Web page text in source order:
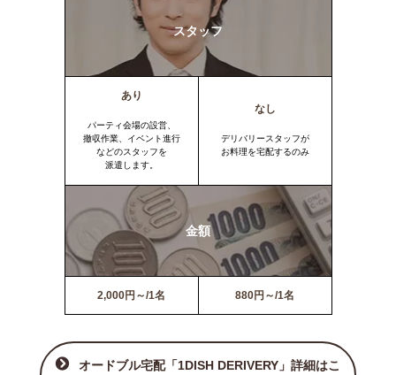
スタッフ
あり
パーティ会場の設営、
撤収作業、イベント進行
などのスタッフを
派遣します。
なし
デリバリースタッフが
お料理を宅配するのみ
金額
2,000円～/1名 880円～/1名
オードブル宅配「1DISH DERIVERY」詳細はこ